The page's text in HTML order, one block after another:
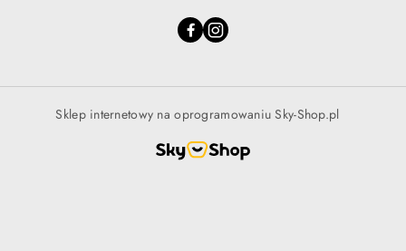
Sklep internetowy na oprogramowaniu Sky-Shop.pl